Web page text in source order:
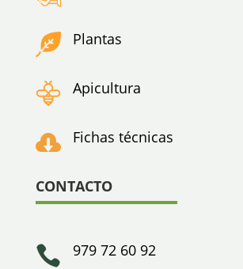
Plantas
Apicultura
 Fichas técnicas
CONTACTO
 979 72 60 92